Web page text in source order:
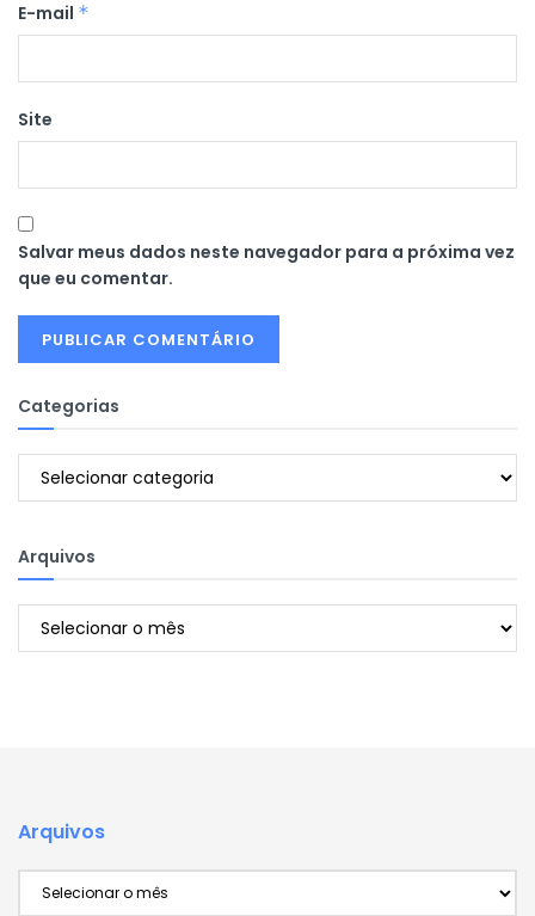
E-mail *
Site
Salvar meus dados neste navegador para a próxima vez
que eu comentar.
Categorias
Categorias
Arquivos
Arquivos
Arquivos
Arquivos